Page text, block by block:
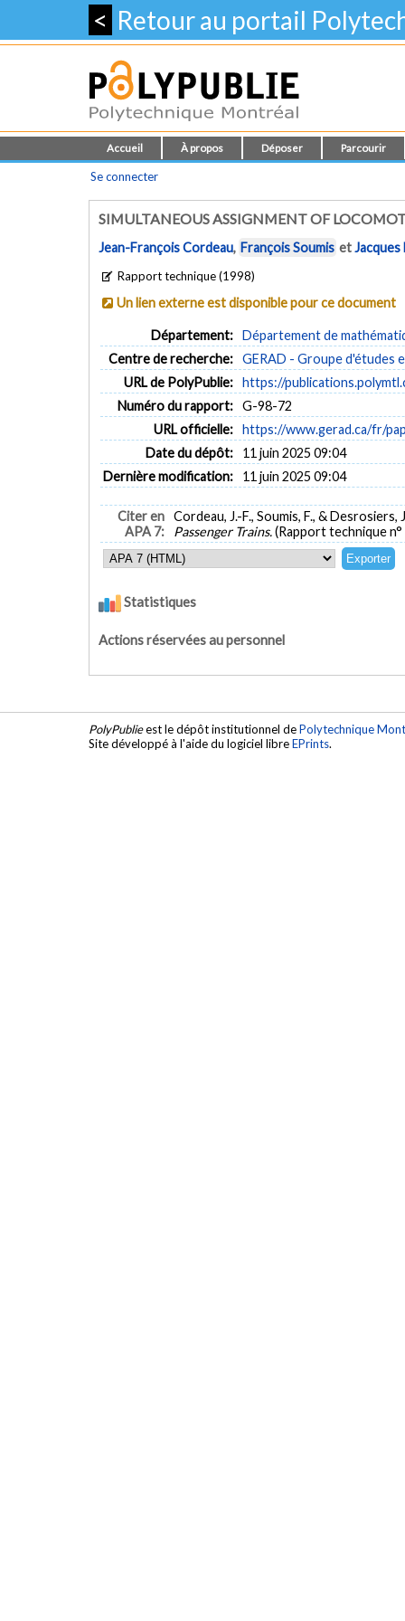
< Retour au portail
Accueil À propos Déposer Parcourir
Se connecter
SIMULTANEOUS ASSIGNMENT OF
Jean-François Cordeau, François Soumis et
Rapport technique (1998)
Un lien externe est disponible pour ce document
Département: Département de
Centre de recherche: GERAD - Groupe d'études
URL de PolyPublie: https://
Numéro du rapport: G-98-72
URL officielle: https://www.gerad.ca/fr/
Date du dépôt:
11 juin 2025 09:04
Dernière modification:
11 juin 2025 09:04
Citer en
APA 7:
Cordeau, J.-F., Soumis, F., & Desrosiers,
Passenger Trains.(Rapport technique
Statistiques
Actions réservées au personnel
PolyPublieest le dépôt institutionnel dePolytechnique
Site développé à l'aide du logiciel libreEPrints.